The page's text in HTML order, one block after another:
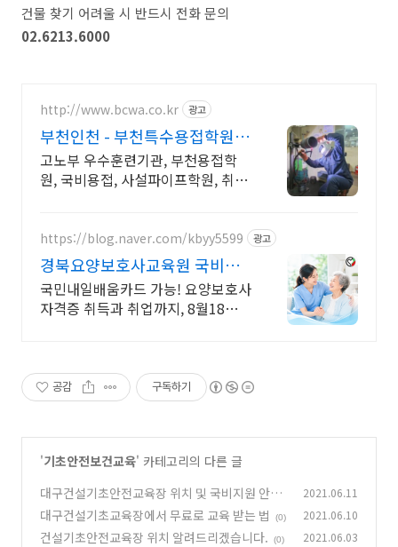
건물 찾기 어려울 시 반드시 전화 문의
02.6213.6000
http://www.bcwa.co.kr 광고
부천인천 - 부천특수용접학원
최대100%지원
고노부 우수훈련기관, 부천용접학
원, 국비용접, 사설파이프학원, 취업
https://blog.naver.com/kbyy5599 광고
경북요양보호사교육원 국비지
원
국민내일배움카드 가능! 요양보호사
자격증 취득과 취업까지, 8월18일
공감 구독하기
'기초안전보건교육' 카테고리의 다른 글
대구건설기초안전교육장 위치 및 국비지원 안내
(0)
2021.06.11
대구건설기초교육장에서 무료로 교육 받는 법 (0) 2021.06.10
건설기초안전교육장 위치 알려드리겠습니다. (0) 2021.06.03